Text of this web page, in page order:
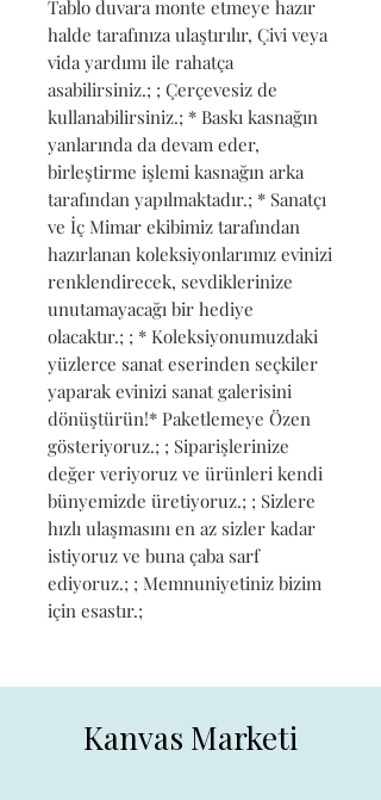
Tablo duvara monte etmeye hazır
halde tarafınıza ulaştırılır, Çivi veya
vida yardımı ile rahatça
asabilirsiniz.; ; Çerçevesiz de
kullanabilirsiniz.; * Baskı kasnağın
yanlarında da devam eder,
birleştirme işlemi kasnağın arka
tarafından yapılmaktadır.; * Sanatçı
ve İç Mimar ekibimiz tarafından
hazırlanan koleksiyonlarımız evinizi
renklendirecek, sevdiklerinize
unutamayacağı bir hediye
olacaktır.; ; * Koleksiyonumuzdaki
yüzlerce sanat eserinden seçkiler
yaparak evinizi sanat galerisini
dönüştürün!* Paketlemeye Özen
gösteriyoruz.; ; Siparişlerinize
değer veriyoruz ve ürünleri kendi
bünyemizde üretiyoruz.; ; Sizlere
hızlı ulaşmasını en az sizler kadar
istiyoruz ve buna çaba sarf
ediyoruz.; ; Memnuniyetiniz bizim
için esastır.;
Kanvas Marketi